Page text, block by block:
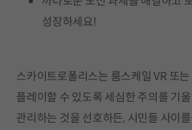
성장하세요!
스카이트로폴리스는 룸스케일 VR 또
플레이할 수 있도록 세심한 주의를 기
관리하는 것을 선호하든, 시민들 사이